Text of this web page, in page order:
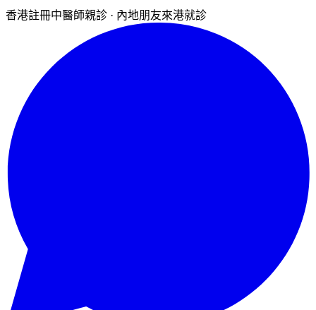
香港註冊中醫師親診 · 內地朋友來港就診